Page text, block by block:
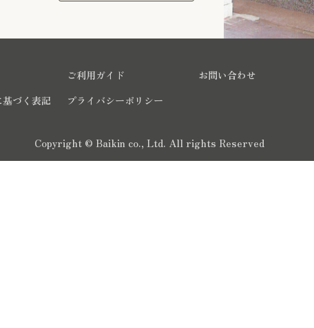
ご利用ガイド
お問い合わせ
づく表記 プライバシーポリシー
Copyright © Baikin co., Ltd. All rights Reserved